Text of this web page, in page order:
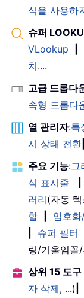
식을 사용하
슈퍼
VLookup
치....
고급 드롭다
속형 드롭다
열 관리자:특
시 상태 전환
주요 기능:그
식 표시줄
러리(자동
합
암호
슈퍼 필터
링/기울임꼴/
상위 15 도구
자 삭제, ...)